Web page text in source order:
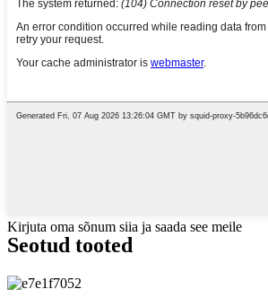
Kirjuta oma sõnum siia ja saada see meile
Seotud tooted